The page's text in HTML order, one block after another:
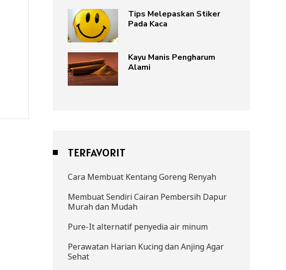
Tips Melepaskan Stiker
Pada Kaca
Kayu Manis Pengharum
Alami
TERFAVORIT
Cara Membuat Kentang Goreng Renyah
Membuat Sendiri Cairan Pembersih Dapur
Murah dan Mudah
Pure-It alternatif penyedia air minum
Perawatan Harian Kucing dan Anjing Agar
Sehat